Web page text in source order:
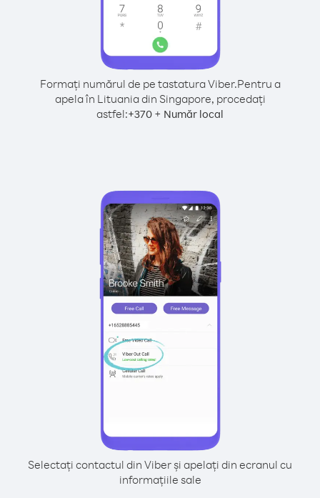
Formați numărul de pe tastatura Viber.Pentru a
apela în Lituania din Singapore, procedați
astfel:+370 + Număr local
Selectați contactul din Viber și apelați din ecranul cu
informațiile sale